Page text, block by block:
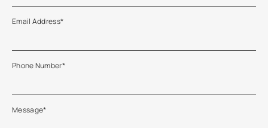
Email Address*
Phone Number*
Message*